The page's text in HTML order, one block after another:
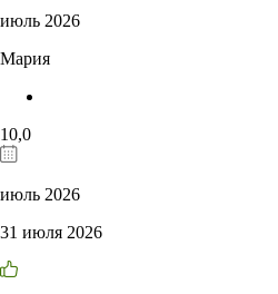
июль 2026
Мария
10,0
июль 2026
31 июля 2026